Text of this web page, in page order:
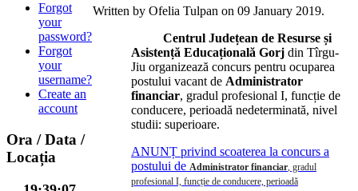
Written by Ofelia Tulpan on 09 January 2019.
Centrul Județean de Resurse și
Asistență Educațională Gorj din Tîrgu-
Jiu organizează concurs pentru ocuparea
postului vacant de Administrator
financiar, gradul profesional I, funcție de
conducere, perioadă nedeterminată, nivel
studii: superioare.
ANUNȚ privind scoaterea la concurs a
postului de Administrator financiar, gradul
profesional I, funcție de conducere, perioadă
Forgot
your
password?
Forgot
your
username?
Create an
account
Ora / Data /
Locația